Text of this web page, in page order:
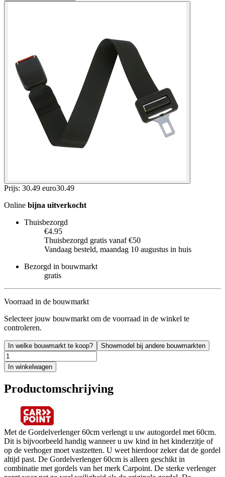
Prijs: 30.49 euro30.49
Online bijna uitverkocht
Thuisbezorgd
€4.95
Thuisbezorgd gratis vanaf €50
Vandaag besteld, maandag 10 augustus in huis
Bezorgd in bouwmarkt
gratis
Voorraad in de bouwmarkt
Selecteer jouw bouwmarkt om de voorraad in de winkel te
controleren.
In welke bouwmarkt te koop? Showmodel bij andere bouwmarkten
In winkelwagen
Productomschrijving
Met de Gordelverlenger 60cm verlengt u uw autogordel met 60cm.
Dit is bijvoorbeeld handig wanneer u uw kind in het kinderzitje of
op de verhoger moet vastzetten. U weet hierdoor zeker dat de gordel
altijd past. De Gordelverlenger 60cm is alleen geschikt in
combinatie met gordels van het merk Carpoint. De sterke verlenger